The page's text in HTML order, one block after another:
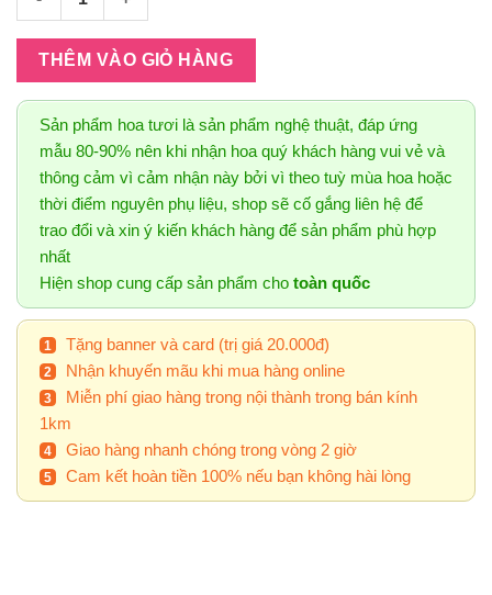
THÊM VÀO GIỎ HÀNG
Sản phẩm hoa tươi là sản phẩm nghệ thuật, đáp ứng
mẫu 80-90% nên khi nhận hoa quý khách hàng vui vẻ và
thông cảm vì cảm nhận này bởi vì theo tuỳ mùa hoa hoặc
thời điểm nguyên phụ liệu, shop sẽ cố gắng liên hệ để
trao đổi và xin ý kiến khách hàng để sản phẩm phù hợp
nhất
Hiện shop cung cấp sản phẩm cho toàn quốc
Tặng banner và card (trị giá 20.000đ)
Nhận khuyến mãu khi mua hàng online
Miễn phí giao hàng trong nội thành trong bán kính
1km
Giao hàng nhanh chóng trong vòng 2 giờ
Cam kết hoàn tiền 100% nếu bạn không hài lòng